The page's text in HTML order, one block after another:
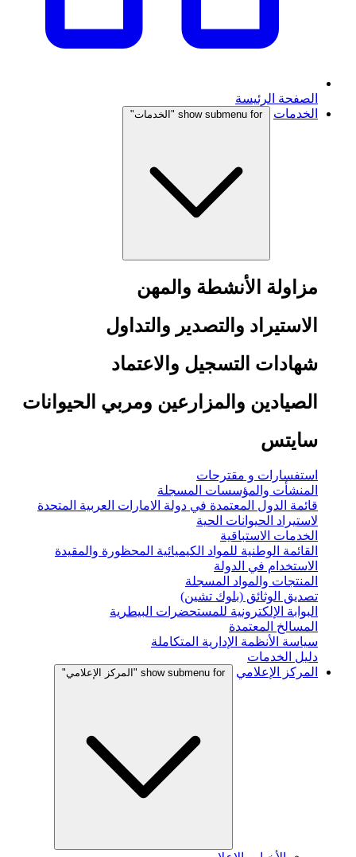
الصفحة الرئيسة
الخدمات
show submenu for "الخدمات"
مزاولة الأنشطة والمهن
الاستيراد والتصدير والتداول
شهادات التسجيل والاعتماد
الصيادين والمزارعين ومربي الحيوانات
سايتس
استفسارات و مقترحات
المنشأت والمؤسسات المسجلة
قائمة الدول المعتمدة في دولة الامارات العربية المتحدة
لاستيراد الحيوانات الحية
الخدمات الاستباقية
القائمة الوطنية للمواد الكيميائية المحظورة والمقيدة
الاستخدام في الدولة
المنتجات والمواد المسجلة
تصديق الوثائق (بلوك تشين)
البوابة الإلكترونية للمستحضرات البيطرية
المسالخ المعتمدة
سياسة الأنظمة الإدارية المتكاملة
دليل الخدمات
المركز الإعلامي
show submenu for "المركز الإعلامي"